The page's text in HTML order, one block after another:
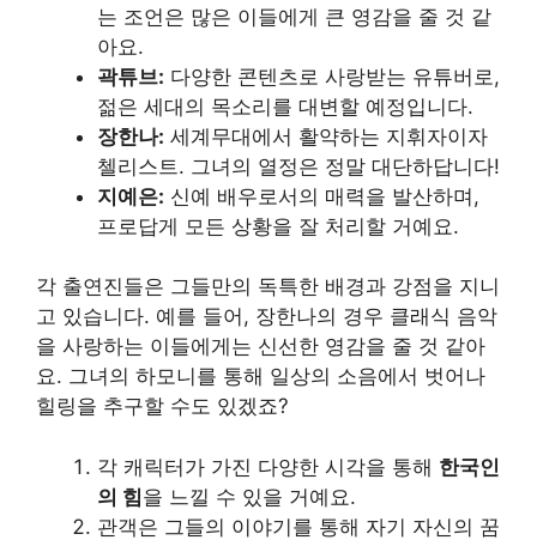
는 조언은 많은 이들에게 큰 영감을 줄 것 같
아요.
곽튜브: 다양한 콘텐츠로 사랑받는 유튜버로,
젊은 세대의 목소리를 대변할 예정입니다.
장한나: 세계무대에서 활약하는 지휘자이자
첼리스트. 그녀의 열정은 정말 대단하답니다!
지예은: 신예 배우로서의 매력을 발산하며,
프로답게 모든 상황을 잘 처리할 거예요.
각 출연진들은 그들만의 독특한 배경과 강점을 지니
고 있습니다. 예를 들어, 장한나의 경우 클래식 음악
을 사랑하는 이들에게는 신선한 영감을 줄 것 같아
요. 그녀의 하모니를 통해 일상의 소음에서 벗어나
힐링을 추구할 수도 있겠죠?
각 캐릭터가 가진 다양한 시각을 통해 한국인
의 힘을 느낄 수 있을 거예요.
관객은 그들의 이야기를 통해 자기 자신의 꿈